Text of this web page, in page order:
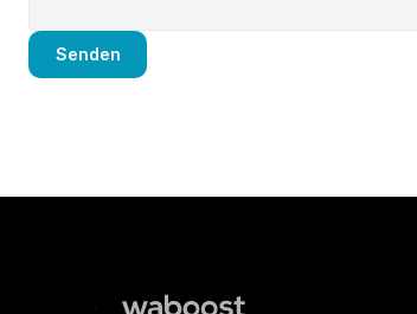
Senden